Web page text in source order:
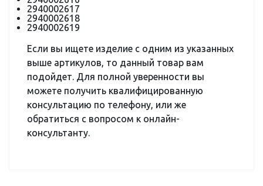
2940002617
2940002618
2940002619
Если вы ищете изделие с одним из указанных
выше артикулов, то данный товар вам
подойдет. Для полной уверенности вы
можете получить квалифицированную
консультацию по телефону, или же
обратиться с вопросом к онлайн-
консультанту.